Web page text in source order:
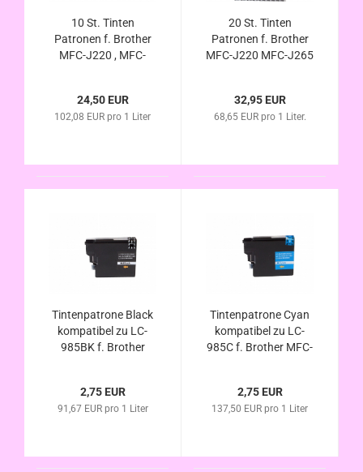
10 St. Tinten
Patronen f. Brother
MFC-J220 , MFC-
J125 , DCP-J140W ,
DCP-J315 W , DCP-
24,50 EUR
102,08 EUR pro 1 Liter
20 St. Tinten
Patronen f. Brother
MFC-J220 MFC-J265
DCP-J140W DCP-
J315 W , DCP-J515
32,95 EUR
68,65 EUR pro 1 Liter.
Tintenpatrone Black
kompatibel zu LC-
985BK f. Brother
MFC-J415 W , DCP-
J125 , DCP-J140W ,
2,75 EUR
91,67 EUR pro 1 Liter
Tintenpatrone Cyan
kompatibel zu LC-
985C f. Brother MFC-
J415 W , DCP-J125 ,
DCP-J315 W , DCP-
2,75 EUR
137,50 EUR pro 1 Liter